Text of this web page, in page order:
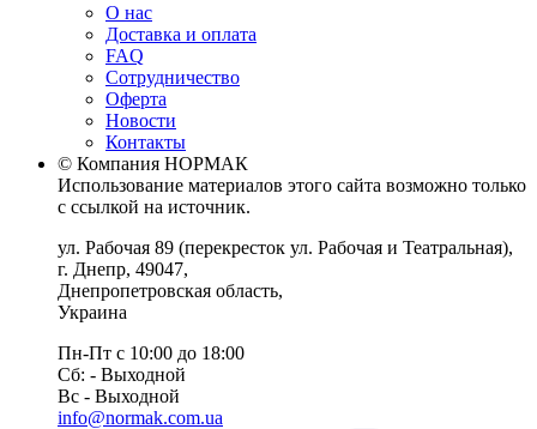
О нас
Доставка и оплата
FAQ
Сотрудничество
Оферта
Новости
Контакты
© Компания НОРМАК
Использование материалов этого сайта возможно только
с ссылкой на источник.
ул. Рабочая 89 (перекресток ул. Рабочая и Театральная),
г. Днепр, 49047,
Днепропетровская область,
Украина
Пн-Пт с 10:00 до 18:00
Сб: - Выходной
Вс - Выходной
info@normak.com.ua